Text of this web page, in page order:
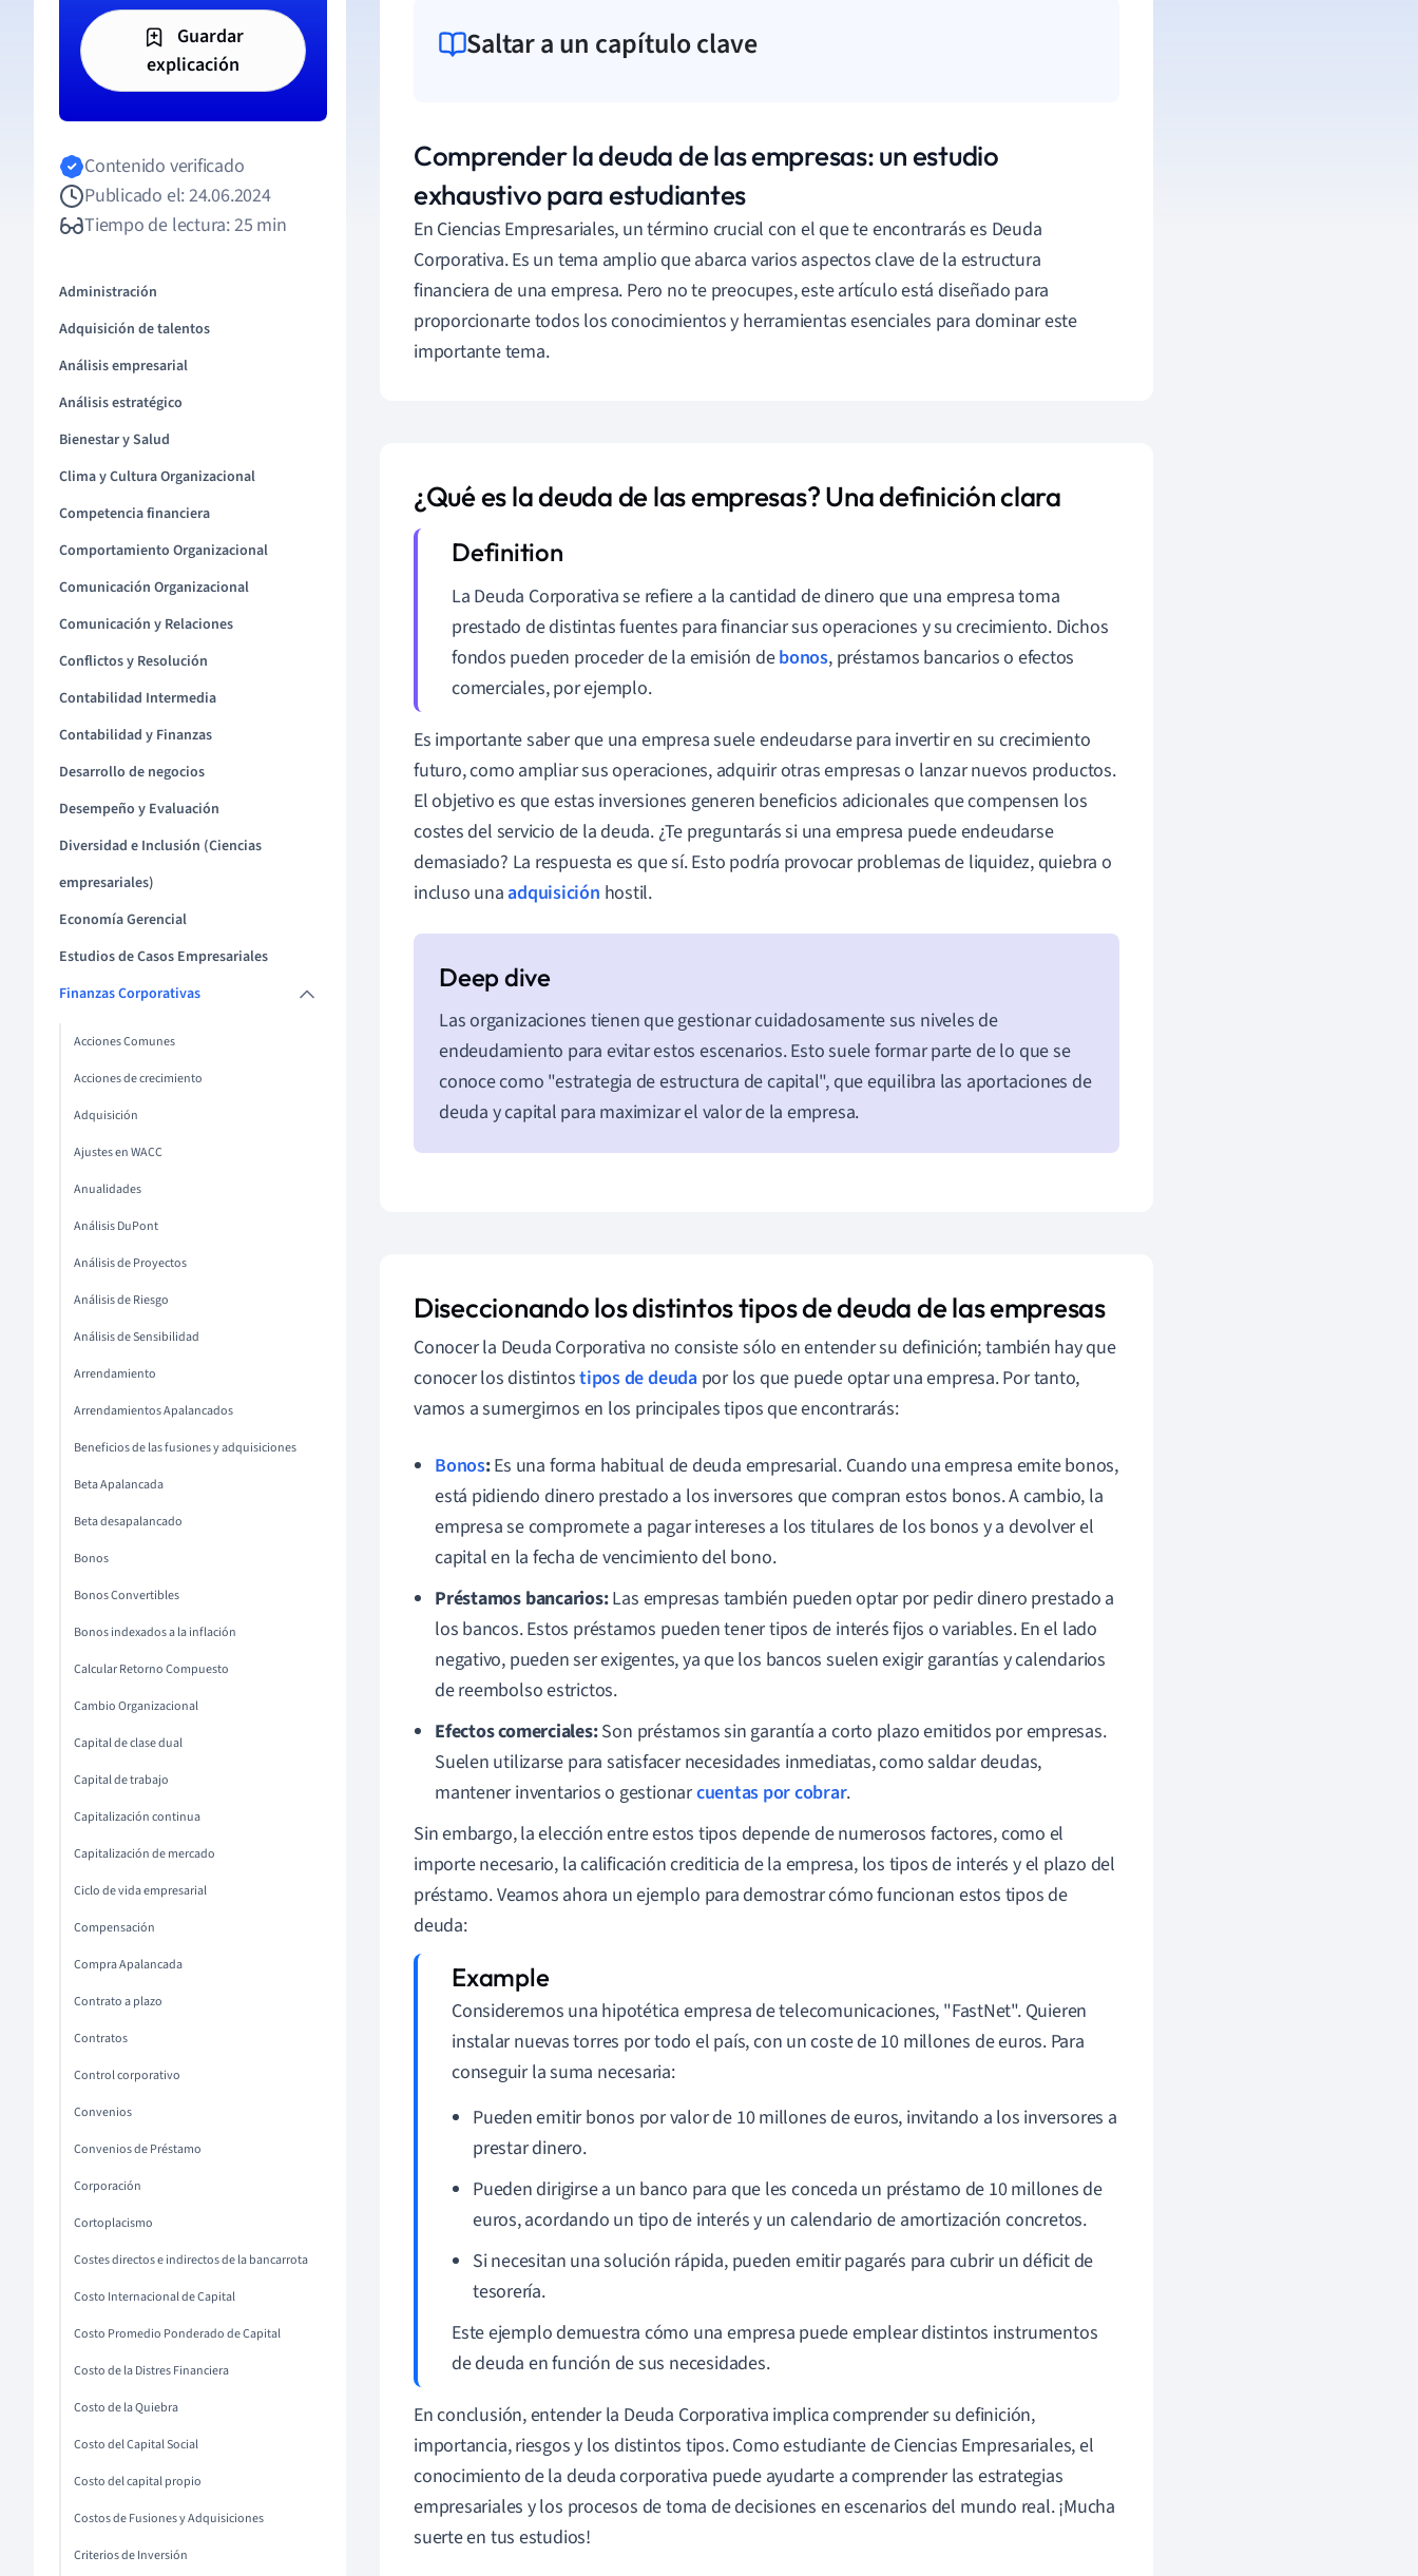
Guardar
explicación
Contenido verificado
Publicado el: 24.06.2024
Tiempo de lectura: 25 min
Administración
Adquisición de talentos
Análisis empresarial
Análisis estratégico
Bienestar y Salud
Clima y Cultura Organizacional
Competencia financiera
Comportamiento Organizacional
Comunicación Organizacional
Comunicación y Relaciones
Conflictos y Resolución
Contabilidad Intermedia
Contabilidad y Finanzas
Desarrollo de negocios
Desempeño y Evaluación
Diversidad e Inclusión (Ciencias
empresariales)
Economía Gerencial
Estudios de Casos Empresariales
Finanzas Corporativas
Acciones Comunes
Acciones de crecimiento
Adquisición
Ajustes en WACC
Anualidades
Análisis DuPont
Análisis de Proyectos
Análisis de Riesgo
Análisis de Sensibilidad
Arrendamiento
Arrendamientos Apalancados
Beneficios de las fusiones y adquisiciones
Beta Apalancada
Beta desapalancado
Bonos
Bonos Convertibles
Bonos indexados a la inflación
Calcular Retorno Compuesto
Cambio Organizacional
Capital de clase dual
Capital de trabajo
Capitalización continua
Capitalización de mercado
Ciclo de vida empresarial
Compensación
Compra Apalancada
Contrato a plazo
Contratos
Control corporativo
Convenios
Convenios de Préstamo
Corporación
Cortoplacismo
Costes directos e indirectos de la bancarrota
Costo Internacional de Capital
Costo Promedio Ponderado de Capital
Costo de la Distres Financiera
Costo de la Quiebra
Costo del Capital Social
Costo del capital propio
Costos de Fusiones y Adquisiciones
Criterios de Inversión
Saltar a un capítulo clave
Comprender la deuda de las empresas: un estudio
exhaustivo para estudiantes
En Ciencias Empresariales, un término crucial con el que te encontrarás es Deuda
Corporativa. Es un tema amplio que abarca varios aspectos clave de la estructura
financiera de una empresa. Pero no te preocupes, este artículo está diseñado para
proporcionarte todos los conocimientos y herramientas esenciales para dominar este
importante tema.
¿Qué es la deuda de las empresas? Una definición clara
La Deuda Corporativa se refiere a la cantidad de dinero que una empresa toma
prestado de distintas fuentes para financiar sus operaciones y su crecimiento. Dichos
fondos pueden proceder de la emisión debonos, préstamos bancarios o efectos
comerciales, por ejemplo.
Es importante saber que una empresa suele endeudarse para invertir en su crecimiento
futuro, como ampliar sus operaciones, adquirir otras empresas o lanzar nuevos productos.
El objetivo es que estas inversiones generen beneficios adicionales que compensen los
costes del servicio de la deuda. ¿Te preguntarás si una empresa puede endeudarse
demasiado? La respuesta es que sí. Esto podría provocar problemas de liquidez, quiebra o
incluso unaadquisición hostil.
Las organizaciones tienen que gestionar cuidadosamente sus niveles de
endeudamiento para evitar estos escenarios. Esto suele formar parte de lo que se
conoce como "estrategia de estructura de capital", que equilibra las aportaciones de
deuda y capital para maximizar el valor de la empresa.
Diseccionando los distintos tipos de deuda de las empresas
Conocer la Deuda Corporativa no consiste sólo en entender su definición; también hay que
conocer los distintostipos de deudapor los que puede optar una empresa. Por tanto,
vamos a sumergirnos en los principales tipos que encontrarás:
Bonos:Es una forma habitual de deuda empresarial. Cuando una empresa emite bonos,
está pidiendo dinero prestado a los inversores que compran estos bonos. A cambio, la
empresa se compromete a pagar intereses a los titulares de los bonos y a devolver el
capital en la fecha de vencimiento del bono.
Préstamos bancarios:Las empresas también pueden optar por pedir dinero prestado a
los bancos. Estos préstamos pueden tener tipos de interés fijos o variables. En el lado
negativo, pueden ser exigentes, ya que los bancos suelen exigir garantías y calendarios
de reembolso estrictos.
Efectos comerciales:Son préstamos sin garantía a corto plazo emitidos por empresas.
Suelen utilizarse para satisfacer necesidades inmediatas, como saldar deudas,
mantener inventarios o gestionarcuentas por cobrar.
Sin embargo, la elección entre estos tipos depende de numerosos factores, como el
importe necesario, la calificación crediticia de la empresa, los tipos de interés y el plazo del
préstamo. Veamos ahora un ejemplo para demostrar cómo funcionan estos tipos de
deuda:
Consideremos una hipotética empresa de telecomunicaciones, "FastNet". Quieren
instalar nuevas torres por todo el país, con un coste de 10 millones de euros. Para
conseguir la suma necesaria:
Pueden emitir bonos por valor de 10 millones de euros, invitando a los inversores a
prestar dinero.
Pueden dirigirse a un banco para que les conceda un préstamo de 10 millones de
euros, acordando un tipo de interés y un calendario de amortización concretos.
Si necesitan una solución rápida, pueden emitir pagarés para cubrir un déficit de
tesorería.
Este ejemplo demuestra cómo una empresa puede emplear distintos instrumentos
de deuda en función de sus necesidades.
En conclusión, entender la Deuda Corporativa implica comprender su definición,
importancia, riesgos y los distintos tipos. Como estudiante de Ciencias Empresariales, el
conocimiento de la deuda corporativa puede ayudarte a comprender las estrategias
empresariales y los procesos de toma de decisiones en escenarios del mundo real. ¡Mucha
suerte en tus estudios!